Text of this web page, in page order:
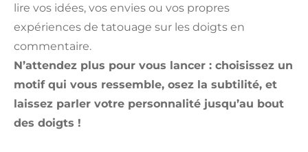
lire vos idées, vos envies ou vos propres
expériences de tatouage sur les doigts en
commentaire.
N’attendez plus pour vous lancer : choisissez un
motif qui vous ressemble, osez la subtilité, et
laissez parler votre personnalité jusqu’au bout
des doigts !